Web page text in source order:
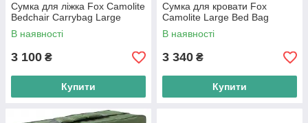
Сумка для ліжка Fox Camolite
Bedchair Carrybag Large
В наявності
3 100 ₴
Купити
Сумка для кровати Fox
Camolite Large Bed Bag
В наявності
3 340 ₴
Купити